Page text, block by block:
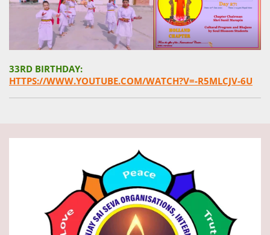
33RD BIRTHDAY:
HTTPS://WWW.YOUTUBE.COM/WATCH?V=-R5MLCJV-6U